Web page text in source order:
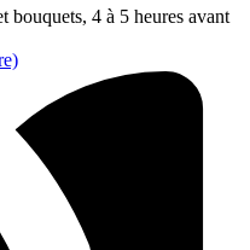
bouquets, 4 à 5 heures avant